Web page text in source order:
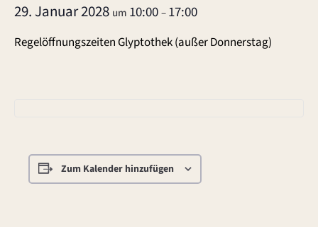
29. Januar 2028 um 10:00–17:00
Regelöffnungszeiten Glyptothek (außer Donnerstag)
Zum Kalender hinzufügen